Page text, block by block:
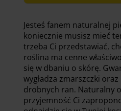
Jesteś fanem naturalnej
koniecznie musisz mieć
trzeba Ci przedstawiać,
roślina ma cenne
się w dbaniu o skórę.
wygładza zmarszczki
drobnych ran. Naturalny
przyjemność Ci